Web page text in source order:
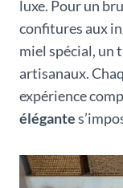
luxe. Pour un
confitures aux
miel spécial, un
artisanaux.
expérience
élégante